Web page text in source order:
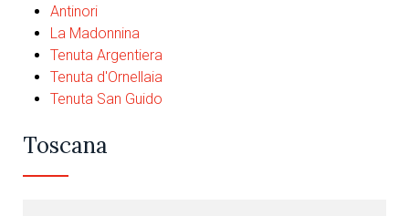
Antinori
La Madonnina
Tenuta Argentiera
Tenuta d'Ornellaia
Tenuta San Guido
Toscana